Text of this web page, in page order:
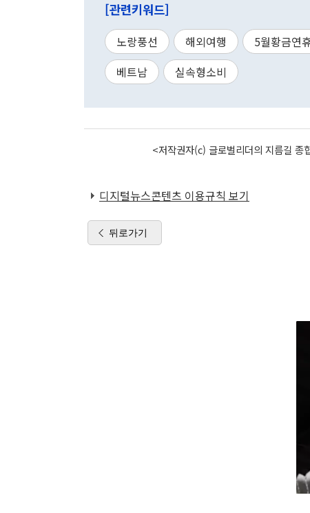
[관련키워드]
노랑풍선 해외여행 5월황금연
베트남
실속형소비
<저작권자(c) 글로벌리더의 지름길
디지털뉴스콘텐츠 이용규칙 보기
뒤로가기